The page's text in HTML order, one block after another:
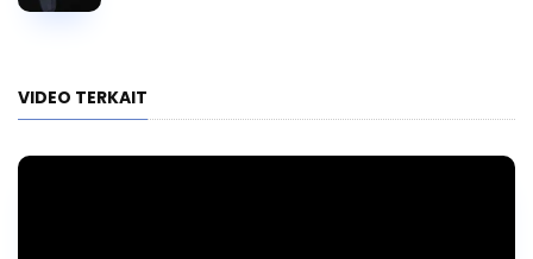
VIDEO TERKAIT